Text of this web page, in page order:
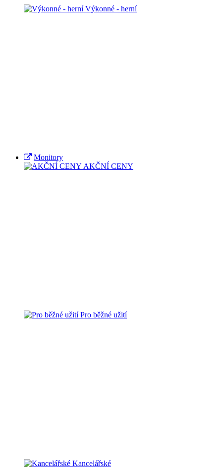
Výkonné - herní
Monitory
AKČNÍ CENY
Pro běžné užití
Kancelářské